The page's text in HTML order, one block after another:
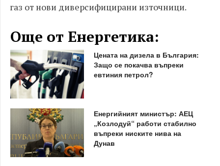
газ от нови диверсифицирани източници.
Още от Енергетика:
Цената на дизела в България:
Защо се покачва въпреки
евтиния петрол?
Енергийният министър: АЕЦ
„Козлодуй“ работи стабилно
въпреки ниските нива на
Дунав